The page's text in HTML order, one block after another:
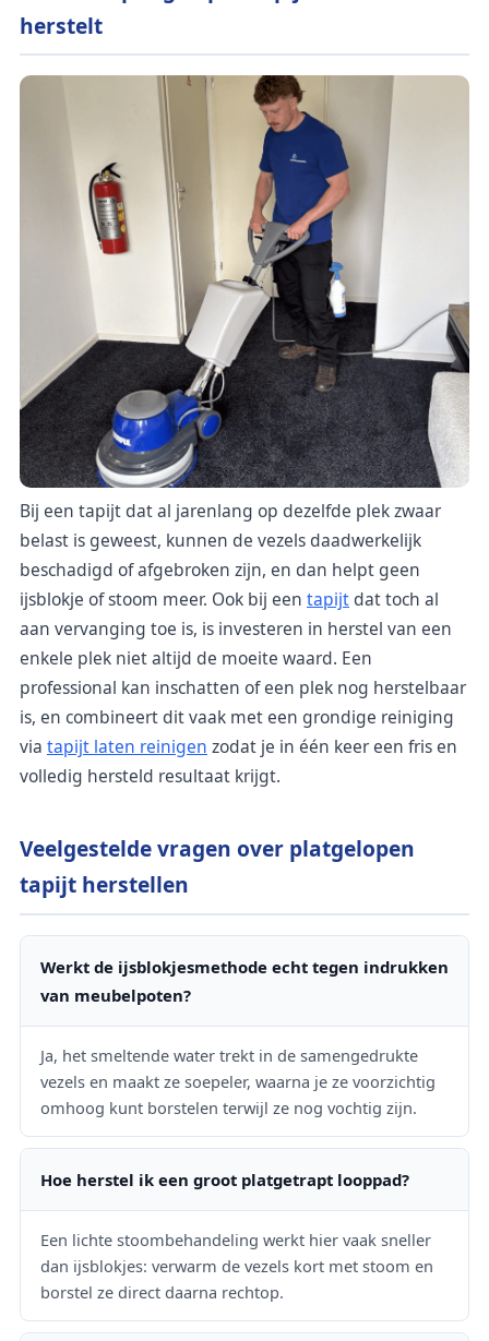
herstelt
Bij een tapijt dat al jarenlang op dezelfde plek zwaar
belast is geweest, kunnen de vezels daadwerkelijk
beschadigd of afgebroken zijn, en dan helpt geen
ijsblokje of stoom meer. Ook bij een tapijtdat toch al
aan vervanging toe is, is investeren in herstel van een
enkele plek niet altijd de moeite waard. Een
professional kan inschatten of een plek nog herstelbaar
is, en combineert dit vaak met een grondige reiniging
via tapijt laten reinigen zodat je in één keer een fris en
volledig hersteld resultaat krijgt.
Veelgestelde vragen over platgelopen
tapijt herstellen
Werkt de ijsblokjesmethode echt tegen indrukken
van meubelpoten?
Ja, het smeltende water trekt in de samengedrukte
vezels en maakt ze soepeler, waarna je ze voorzichtig
omhoog kunt borstelen terwijl ze nog vochtig zijn.
Hoe herstel ik een groot platgetrapt looppad?
Een lichte stoombehandeling werkt hier vaak sneller
dan ijsblokjes: verwarm de vezels kort met stoom en
borstel ze direct daarna rechtop.